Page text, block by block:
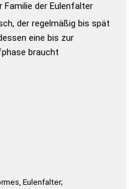
der Eulenfalter
der regelmäßig bis spät
eine bis zur
braucht
Eulenfalter;